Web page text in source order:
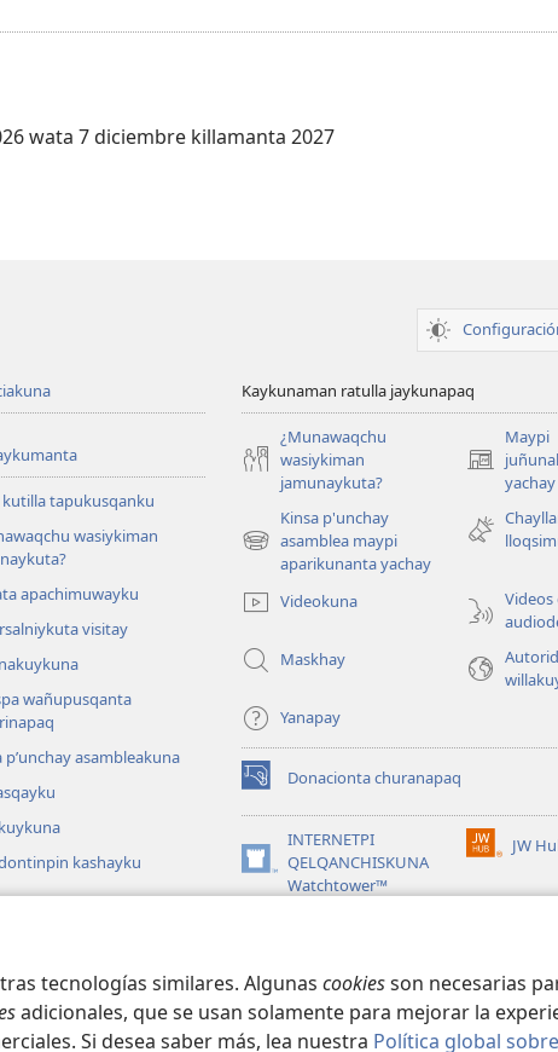
tecnologías similares. Algunas cookiesson necesarias
adicionales, que se usan solamente para mejorar la
Si desea saber más, lea nuestra Política global
wata 7 diciembre killamanta 2027
kutilla tapukusqanku
wasiykiman
apachimuwayku
visitay
wañupusqanta
p’unchay asambleakuna
kashayku
Kaykunaman ratulla jaykunapaq
¿Munawaqchu
wasiykiman
jamunaykuta?
Maypi
yachay
(abre
nueva
ventana)
Kinsa p'unchay
asamblea maypi
aparikunanta yachay
(abre
nuevaVideokuna
Videos
Maskhay
Yanapay
Donacionta churanapaq
(abre
una
ventana)
INTERNETPI
QELQANCHISKUNA
Watchtower™
(abre
una
JW
(abre
nueva